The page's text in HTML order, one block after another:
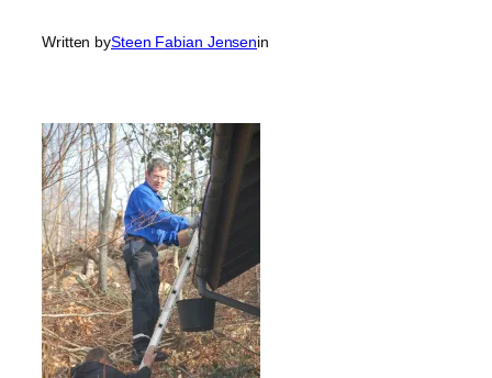
Written bySteen Fabian Jensenin